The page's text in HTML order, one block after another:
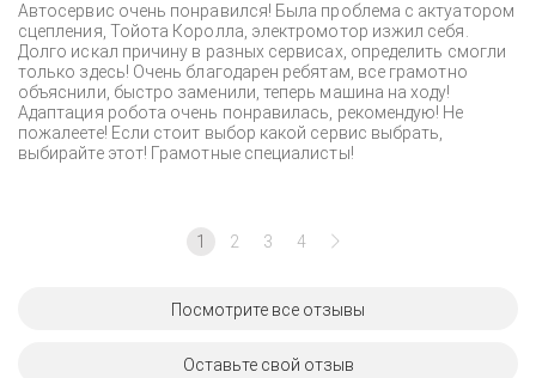
Автосервис очень понравился! Была проблема с актуатором
сцепления, Тойота Королла, электромотор изжил себя.
Долго искал причину в разных сервисах, определить смогли
только здесь! Очень благодарен ребятам, все грамотно
объяснили, быстро заменили, теперь машина на ходу!
Адаптация робота очень понравилась, рекомендую! Не
пожалеете! Если стоит выбор какой сервис выбрать,
выбирайте этот! Грамотные специалисты!
1 2 3 4
Посмотрите все отзывы
Оставьте свой отзыв